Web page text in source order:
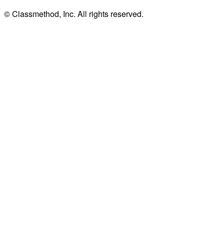
© Classmethod, Inc. All rights reserved.